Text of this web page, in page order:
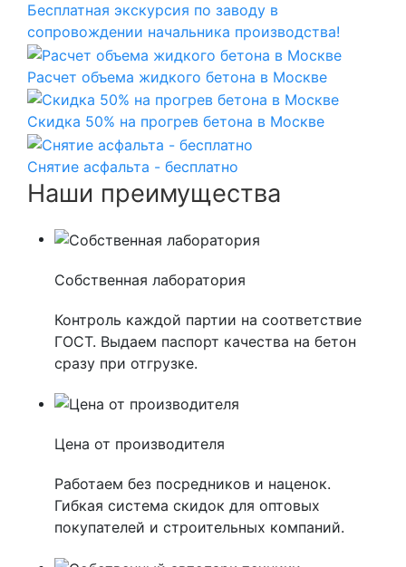
Бесплатная экскурсия по заводу в
сопровождении начальника производства!
Расчет объема жидкого бетона в Москве
Скидка 50% на прогрев бетона в Москве
Снятие асфальта - бесплатно
Наши преимущества
Собственная лаборатория
Контроль каждой партии на соответствие
ГОСТ. Выдаем паспорт качества на бетон
сразу при отгрузке.
Цена от производителя
Работаем без посредников и наценок.
Гибкая система скидок для оптовых
покупателей и строительных компаний.